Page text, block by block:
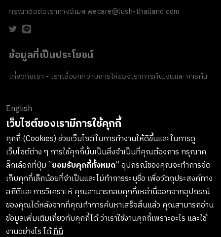
กรุณาติดต่อเราทางอีเมล:wecare@lush-thailand.com
ข้อมูลที่เป็นประโยชน์
เกี่ยวกับเรา - เราเชื่อบทความการให้ของเราการคืนเงินและการคืน
ช่องทางการชำระเงิน
ลงทะเบียนรับข่าวสารจาก LUSH
เกาะติดทุกการอัพเดทสินค้าใหม่ๆ กิจกรรมต่างๆและอื่นๆอีกมากมาย
ทางบริษัทจะไม่เปิดเผยหรือเผยแพร่ข้อมูลส่วนตัวของคุณให้แก่
บุคคลที่สาม และคุณสามารถกดยกเลิกรับข่าวสารได้ทุกเมื่อ
English
เว็บไซต์ของเรามีการใช้คุกกี้
คุกกี้ (Cookies) ช่วยเว็บไซต์ในการทำงานให้ดีขึ้นและในการดู
เว็บไซต์ต่าง ๆ การใช้คุกกี้นั้นเป็นสิ่งจำเป็นที่คุณต้องการ กรุณาค
ลิ๊กเลือกที่ปุ่ม “ยอมรับคุกกี้ทั้งหมด” อุปกรณ์ของคุณจะทำการจัด
เก็บคุกกี้เล็กน้อยที่จำเป็นและไม่ทำการระบุชื่อ เพื่อวัตถุประสงค์ทาง
สถิติและการวิเคราะห์ คุณสามารถลบคุกกี้เหล่านี้ออกจากอุปกรณ์
ของคุณได้หลังจากที่คุณทำการค้นหาเสร็จสิ้นแล้ว คุณสามารถอ่าน
ข้อมูลเพิ่มเติมเกี่ยวกับคุกกี้ได้ ว่าเราใช้งานคุกกี้เพราะอะไร และใช้
งานอย่างไร ได้ที่นี่